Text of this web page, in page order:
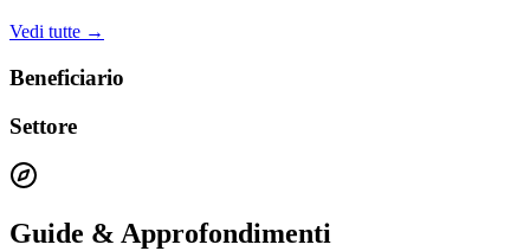
Vedi tutte →
Beneficiario
Settore
Guide & Approfondimenti